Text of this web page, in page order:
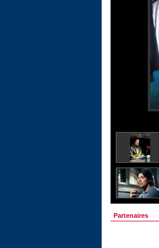
Partenaires